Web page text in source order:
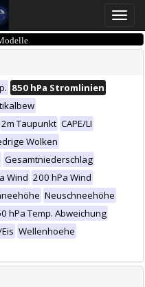
Toggle
850 hPa Stromlinien
2m Taupunkt CAPE/LI
Wolken
Gesamtniederschlag
Wind 200 hPa Wind
Neuschneehöhe
hPa Temp. Abweichung
Wellenhoehe